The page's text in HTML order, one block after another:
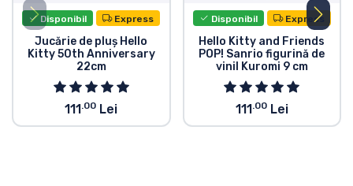
Disponibil Express
Jucărie de pluș Hello
Kitty 50th Anniversary
22cm
111.00 Lei
Disponibil Express
Hello Kitty and Friends
POP! Sanrio figurină de
vinil Kuromi 9 cm
111.00Lei